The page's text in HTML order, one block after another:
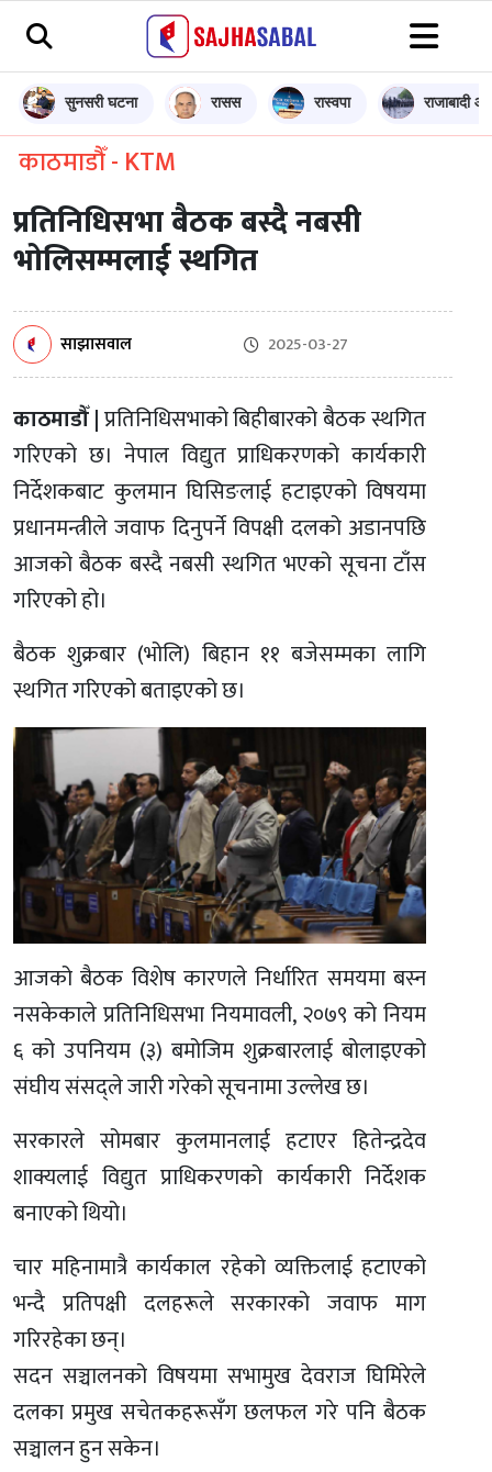
सुनसरी घटना रासस रास्वपा राजाबादी
काठमाडौँ - KTM
प्रतिनिधिसभा बैठक बस्दै नबसी
भोलिसम्मलाई स्थगित
साझासवाल 2025-03-27
काठमाडौँ |प्रतिनिधिसभाको बिहीबारको बैठक स्थगित
गरिएको छ। नेपाल विद्युत प्राधिकरणको कार्यकारी
निर्देशकबाट कुलमान घिसिङलाई हटाइएको विषयमा
प्रधानमन्त्रीले जवाफ दिनुपर्ने विपक्षी दलको अडानपछि
आजको बैठक बस्दै नबसी स्थगित भएको सूचना टाँस
गरिएको हो।
बैठक शुक्रबार (भोलि) बिहान ११ बजेसम्मका लागि
स्थगित गरिएको बताइएको छ।
आजको बैठक विशेष कारणले निर्धारित समयमा बस्न
नसकेकाले प्रतिनिधिसभा नियमावली, २०७९ को नियम
६ को उपनियम (३) बमोजिम शुक्रबारलाई बोलाइएको
संघीय संसद्ले जारी गरेको सूचनामा उल्लेख छ।
सरकारले सोमबार कुलमानलाई हटाएर हितेन्द्रदेव
शाक्यलाई विद्युत प्राधिकरणको कार्यकारी निर्देशक
बनाएको थियो।
चार महिनामात्रै कार्यकाल रहेको व्यक्तिलाई हटाएको
भन्दै प्रतिपक्षी दलहरूले सरकारको जवाफ माग
गरिरहेका छन्।
सदन सञ्चालनको विषयमा सभामुख देवराज घिमिरेले
दलका प्रमुख सचेतकहरूसँग छलफल गरे पनि बैठक
सञ्चालन हुन सकेन।